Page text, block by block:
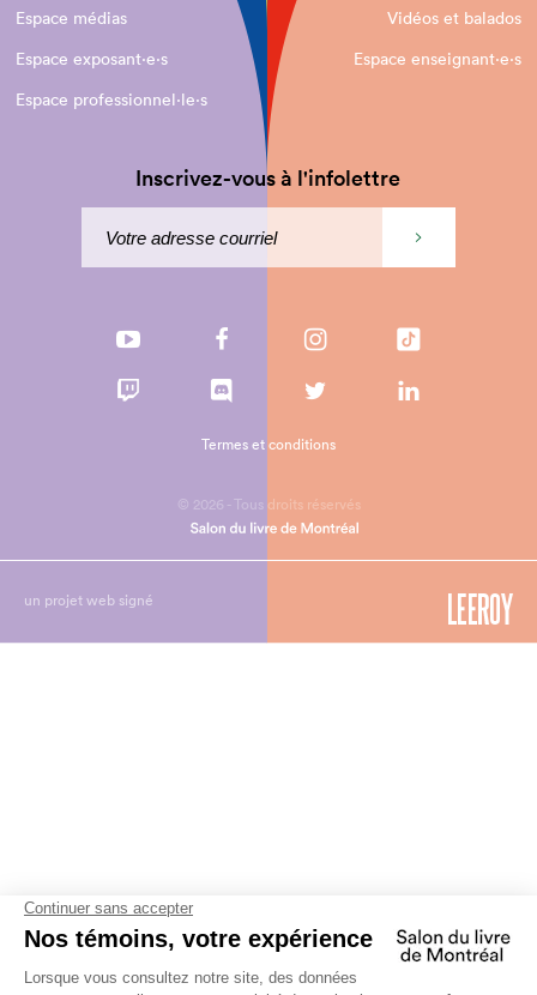
Espace médias
Vidéos et balados
Espace exposant·e⋅s
Espace enseignant·e⋅s
Espace professionnel·le⋅s
Inscrivez-vous à l'infolettre
© 2026 - Tous droits réservés
Termes et conditions
un projet web signé